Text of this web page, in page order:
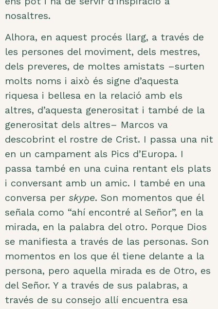
nosaltres.
Alhora, en aquest procés llarg, a través de
les persones del moviment, dels mestres,
dels preveres, de moltes amistats –surten
molts noms i això és signe d’aquesta
riquesa i bellesa en la relació amb els
altres, d’aquesta generositat i també de la
generositat dels altres– Marcos va
descobrint el rostre de Crist. I passa una nit
en un campament als Pics d’Europa. I
passa també en una cuina rentant els plats
i conversant amb un amic. I també en una
conversa per skype. Son momentos que él
señala como “ahí encontré al Señor”, en la
mirada, en la palabra del otro. Porque Dios
se manifiesta a través de las personas. Son
momentos en los que él tiene delante a la
persona, pero aquella mirada es de Otro, es
del Señor. Y a través de sus palabras, a
través de su consejo allí encuentra esa